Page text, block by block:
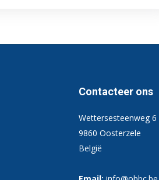
Contacteer ons
Wettersesteenweg 6
9860 Oosterzele
België